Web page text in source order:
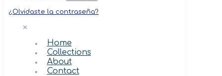
¿Olvidaste la contraseña?
✕
Home
Collections
About
Contact